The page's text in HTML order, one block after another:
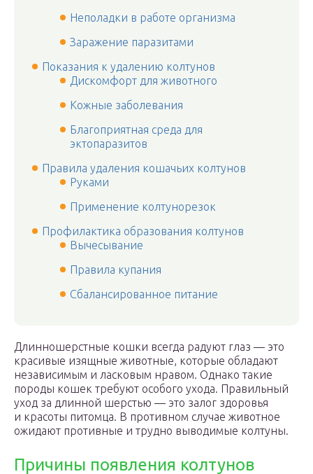
Неполадки в работе организма
Заражение паразитами
Показания к удалению колтунов
Дискомфорт для животного
Кожные заболевания
Благоприятная среда для
эктопаразитов
Правила удаления кошачьих колтунов
Руками
Применение колтунорезок
Профилактика образования колтунов
Вычесывание
Правила купания
Сбалансированное питание
Длинношерстные кошки всегда радуют глаз — это
красивые изящные животные, которые обладают
независимым и ласковым нравом. Однако такие
породы кошек требуют особого ухода. Правильный
уход за длинной шерстью — это залог здоровья
и красоты питомца. В противном случае животное
ожидают противные и трудно выводимые колтуны.
Причины появления колтунов